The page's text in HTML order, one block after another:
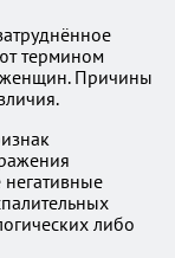
термином
женщин. Причины
либо